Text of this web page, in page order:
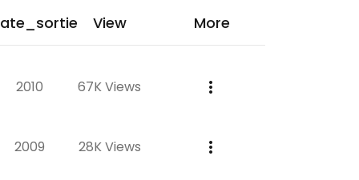
View More
2010 67K Views
2009 28K Views